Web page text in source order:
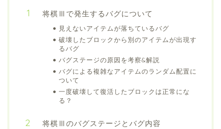
将棋Ⅲで発生するバグについて
見えないアイテムが落ちているバグ
破壊したブロックから別のアイテムが出現す
るバグ
バグステージの原因を考察&解説
バグによる複雑なアイテムのランダム配置に
ついて
一度破壊して復活したブロックは正常にな
る？
将棋Ⅲのバグステージとバグ内容